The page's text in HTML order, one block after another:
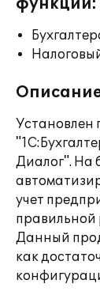
функции:
Установлен
Диалог". На
учет
правильной
Данный
как